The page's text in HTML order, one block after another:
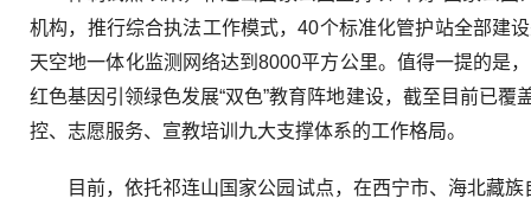
机构，推行综合执法工作模式，40个标准化管护站全部建
天空地一体化监测网络达到8000平方公里。值得一提的是
红色基因引领绿色发展“双色”教育阵地建设，截至目前已
控、志愿服务、宣教培训九大支撑体系的工作格局。
目前，依托祁连山国家公园试点，在西宁市、海北藏